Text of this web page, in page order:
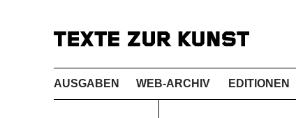
AUSGABEN WEB-ARCHIV EDITIONEN